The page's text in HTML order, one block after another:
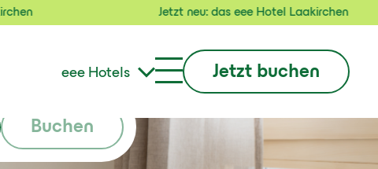
Jetzt neu: das eee Hotel Laakirchen
eee Hotels Jetzt buchen
Buchen